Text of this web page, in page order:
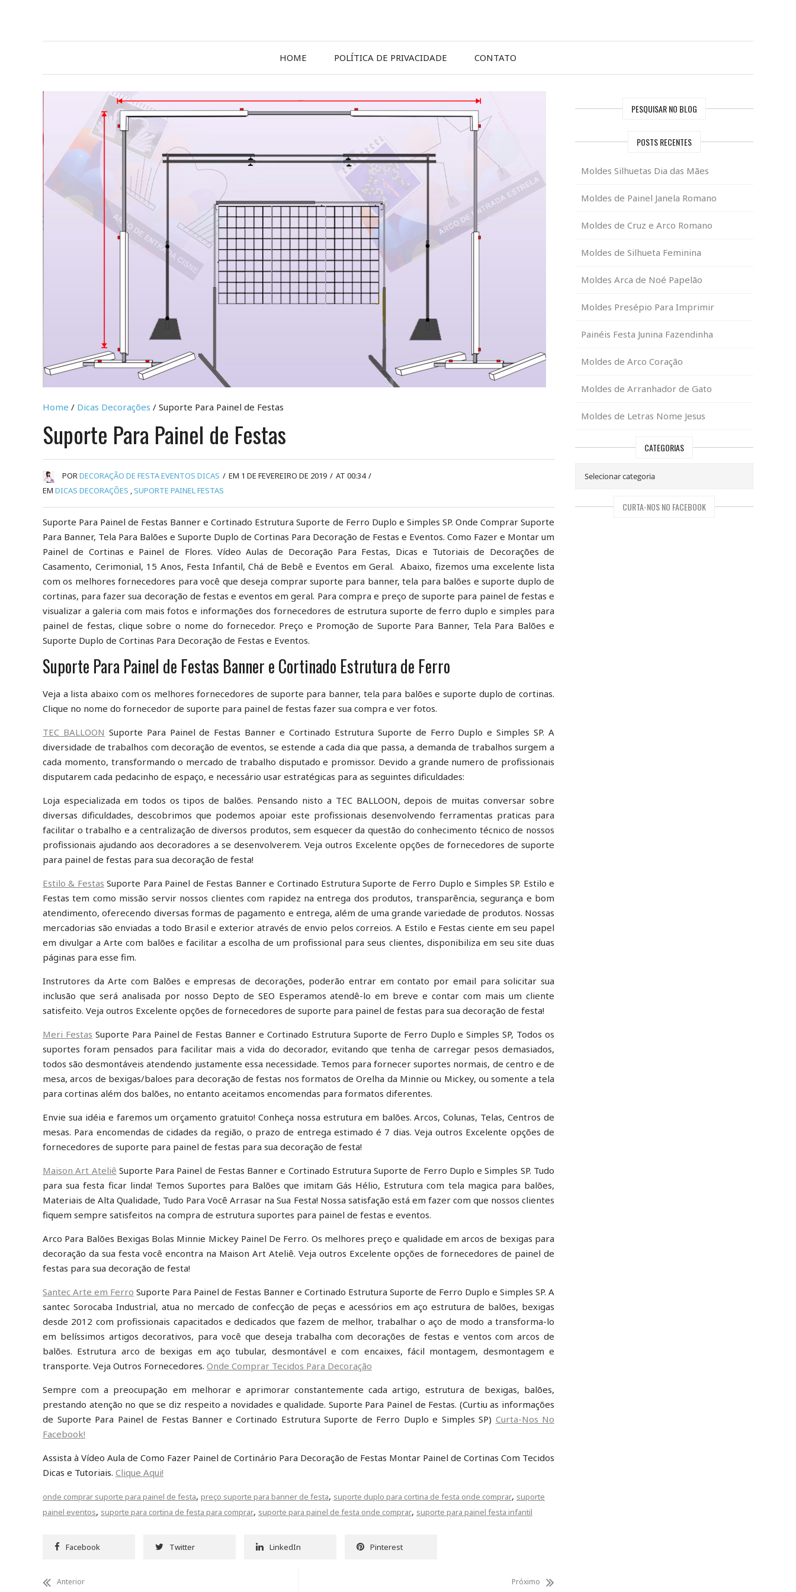
HOME POLÍTICA DE PRIVACIDADE CONTATO
Home / Dicas Decorações / Suporte Para Painel de Festas
Suporte Para Painel de Festas
PORDECORAÇÃO DE FESTA EVENTOS DICAS / EM 1 DE FEVEREIRO DE 2019 / AT 00:34 /
EM DICAS DECORAÇÕES ,SUPORTE PAINEL FESTAS
Suporte Para Painel de Festas Banner e Cortinado Estrutura Suporte de Ferro Duplo e Simples SP. Onde Comprar Suporte
Para Banner, Tela Para Balões e Suporte Duplo de Cortinas Para Decoração de Festas e Eventos. Como Fazer e Montar um
Painel de Cortinas e Painel de Flores. Vídeo Aulas de Decoração Para Festas, Dicas e Tutoriais de Decorações de
Casamento, Cerimonial, 15 Anos, Festa Infantil, Chá de Bebê e Eventos em Geral. Abaixo, fizemos uma excelente lista
com os melhores fornecedores para você que deseja comprar suporte para banner, tela para balões e suporte duplo de
cortinas, para fazer sua decoração de festas e eventos em geral. Para compra e preço de suporte para painel de festas e
visualizar a galeria com mais fotos e informações dos fornecedores de estrutura suporte de ferro duplo e simples para
painel de festas, clique sobre o nome do fornecedor. Preço e Promoção de Suporte Para Banner, Tela Para Balões e
Suporte Duplo de Cortinas Para Decoração de Festas e Eventos.
Suporte Para Painel de Festas Banner e Cortinado Estrutura de Ferro
Veja a lista abaixo com os melhores fornecedores de suporte para banner, tela para balões e suporte duplo de cortinas.
Clique no nome do fornecedor de suporte para painel de festas fazer sua compra e ver fotos.
TEC BALLOON Suporte Para Painel de Festas Banner e Cortinado Estrutura Suporte de Ferro Duplo e Simples SP. A
diversidade de trabalhos com decoração de eventos, se estende a cada dia que passa, a demanda de trabalhos surgem a
cada momento, transformando o mercado de trabalho disputado e promissor. Devido a grande numero de profissionais
disputarem cada pedacinho de espaço, e necessário usar estratégicas para as seguintes dificuldades:
Loja especializada em todos os tipos de balões. Pensando nisto a TEC BALLOON, depois de muitas conversar sobre
diversas dificuldades, descobrimos que podemos apoiar este profissionais desenvolvendo ferramentas praticas para
facilitar o trabalho e a centralização de diversos produtos, sem esquecer da questão do conhecimento técnico de nossos
profissionais ajudando aos decoradores a se desenvolverem. Veja outros Excelente opções de fornecedores de suporte
para painel de festas para sua decoração de festa!
Estilo & Festas Suporte Para Painel de Festas Banner e Cortinado Estrutura Suporte de Ferro Duplo e Simples SP. Estilo e
Festas tem como missão servir nossos clientes com rapidez na entrega dos produtos, transparência, segurança e bom
atendimento, oferecendo diversas formas de pagamento e entrega, além de uma grande variedade de produtos. Nossas
mercadorias são enviadas a todo Brasil e exterior através de envio pelos correios. A Estilo e Festas ciente em seu papel
em divulgar a Arte com balões e facilitar a escolha de um profissional para seus clientes, disponibiliza em seu site duas
páginas para esse fim.
Instrutores da Arte com Balões e empresas de decorações, poderão entrar em contato por email para solicitar sua
inclusão que será analisada por nosso Depto de SEO Esperamos atendê-lo em breve e contar com mais um cliente
satisfeito. Veja outros Excelente opções de fornecedores de suporte para painel de festas para sua decoração de festa!
Meri Festas Suporte Para Painel de Festas Banner e Cortinado Estrutura Suporte de Ferro Duplo e Simples SP, Todos os
suportes foram pensados para facilitar mais a vida do decorador, evitando que tenha de carregar pesos demasiados,
todos são desmontáveis atendendo justamente essa necessidade. Temos para fornecer suportes normais, de centro e de
mesa, arcos de bexigas/baloes para decoração de festas nos formatos de Orelha da Minnie ou Mickey, ou somente a tela
para cortinas além dos balões, no entanto aceitamos encomendas para formatos diferentes.
Envie sua idéia e faremos um orçamento gratuito! Conheça nossa estrutura em balões. Arcos, Colunas, Telas, Centros de
mesas. Para encomendas de cidades da região, o prazo de entrega estimado é 7 dias. Veja outros Excelente opções de
fornecedores de suporte para painel de festas para sua decoração de festa!
Maison Art Ateliê Suporte Para Painel de Festas Banner e Cortinado Estrutura Suporte de Ferro Duplo e Simples SP. Tudo
para sua festa ficar linda! Temos Suportes para Balões que imitam Gás Hélio, Estrutura com tela magica para balões,
Materiais de Alta Qualidade, Tudo Para Você Arrasar na Sua Festa! Nossa satisfação está em fazer com que nossos clientes
fiquem sempre satisfeitos na compra de estrutura suportes para painel de festas e eventos.
Arco Para Balões Bexigas Bolas Minnie Mickey Painel De Ferro. Os melhores preço e qualidade em arcos de bexigas para
decoração da sua festa você encontra na Maison Art Ateliê. Veja outros Excelente opções de fornecedores de painel de
festas para sua decoração de festa!
Santec Arte em Ferro Suporte Para Painel de Festas Banner e Cortinado Estrutura Suporte de Ferro Duplo e Simples SP. A
santec Sorocaba Industrial, atua no mercado de confecção de peças e acessórios em aço estrutura de balões, bexigas
desde 2012 com profissionais capacitados e dedicados que fazem de melhor, trabalhar o aço de modo a transforma-lo
em belíssimos artigos decorativos, para você que deseja trabalha com decorações de festas e ventos com arcos de
balões. Estrutura arco de bexigas em aço tubular, desmontável e com encaixes, fácil montagem, desmontagem e
transporte. Veja Outros Fornecedores. Onde Comprar Tecidos Para Decoração
Sempre com a preocupação em melhorar e aprimorar constantemente cada artigo, estrutura de bexigas, balões,
prestando atenção no que se diz respeito a novidades e qualidade. Suporte Para Painel de Festas. (Curtiu as informações
de Suporte Para Painel de Festas Banner e Cortinado Estrutura Suporte de Ferro Duplo e Simples SP) Curta-Nos No
Facebook!
Assista à Vídeo Aula de Como Fazer Painel de Cortinário Para Decoração de Festas Montar Painel de Cortinas Com Tecidos
Dicas e Tutoriais. Clique Aqui!
onde comprar suporte para painel de festa, preço suporte para banner de festa, suporte duplo para cortina de festa onde comprar, suporte
painel eventos, suporte para cortina de festa para comprar, suporte para painel de festa onde comprar, suporte para painel festa infantil
Facebook Twitter LinkedIn Pinterest
Anterior
Próximo
PESQUISAR NO BLOG
POSTS RECENTES
Moldes Silhuetas Dia das Mães
Moldes de Painel Janela Romano
Moldes de Cruz e Arco Romano
Moldes de Silhueta Feminina
Moldes Arca de Noé Papelão
Moldes Presépio Para Imprimir
Painéis Festa Junina Fazendinha
Moldes de Arco Coração
Moldes de Arranhador de Gato
Moldes de Letras Nome Jesus
CATEGORIAS
CURTA-NOS NO FACEBOOK